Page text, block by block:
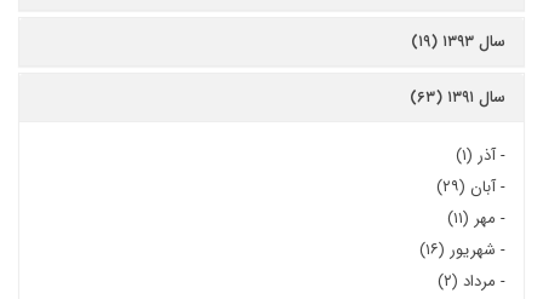
سال ۱۳۹۳ (۱۹)
سال ۱۳۹۱ (۶۳)
-آذر (۱)
-آبان (۲۹)
- مهر (۱۱)
- شهریور (۱۶)
- مرداد (۲)